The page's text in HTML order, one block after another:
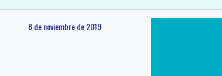
8 de noviembre de 2019